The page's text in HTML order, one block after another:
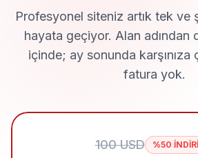
Profesyonel siteniz artık tek ve
hayata geçiyor. Alan adından
içinde; ay sonunda karşınıza
fatura yok.
100 USD %50